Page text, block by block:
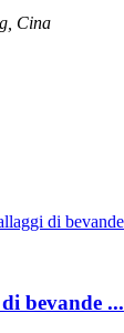
Cina
bevande ...